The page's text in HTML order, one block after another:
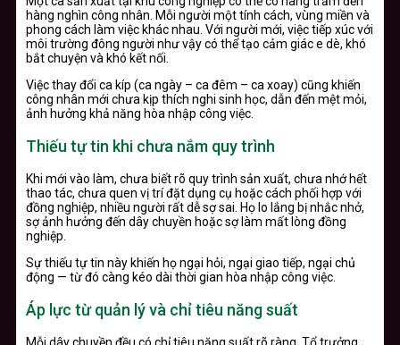
hàng nghìn công nhân. Mỗi người một tính cách, vùng miền và
phong cách làm việc khác nhau. Với người mới, việc tiếp xúc với
môi trường đông người như vậy có thể tạo cảm giác e dè, khó
bắt chuyện và khó kết nối.
Việc thay đổi ca kíp (ca ngày – ca đêm – ca xoay) cũng khiến
công nhân mới chưa kịp thích nghi sinh học, dẫn đến mệt mỏi,
ảnh hưởng khả năng hòa nhập công việc.
Thiếu tự tin khi chưa nắm quy trình
Khi mới vào làm, chưa biết rõ quy trình sản xuất, chưa nhớ hết
thao tác, chưa quen vị trí đặt dụng cụ hoặc cách phối hợp với
đồng nghiệp, nhiều người rất dễ sợ sai. Họ lo lắng bị nhắc nhở,
sợ ảnh hưởng đến dây chuyền hoặc sợ làm mất lòng đồng
nghiệp.
Sự thiếu tự tin này khiến họ ngại hỏi, ngại giao tiếp, ngại chủ
động — từ đó càng kéo dài thời gian hòa nhập công việc.
Áp lực từ quản lý và chỉ tiêu năng suất